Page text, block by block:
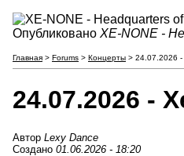
Опубликовано XE-NONE -
Главная > Forums > Концерты > 24.07.2026
24.07.2026 -
Автор Lexy Dance
Создано 01.06.2026 - 18:20